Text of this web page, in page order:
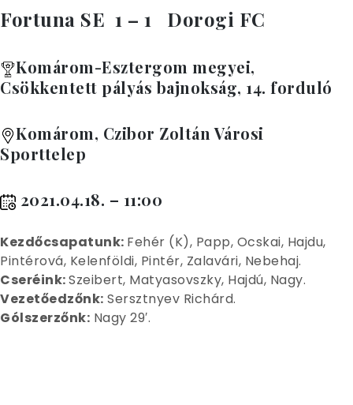
Fortuna SE 1 – 1 Dorogi FC
Komárom-Esztergom megyei,
Csökkentett pályás bajnokság, 14. forduló
Komárom, Czibor Zoltán Városi
Sporttelep
2021.04.18. – 11:00
Kezdőcsapatunk: Fehér (K), Papp, Ocskai, Hajdu,
Pintérová, Kelenföldi, Pintér, Zalavári, Nebehaj.
Cseréink:Szeibert, Matyasovszky, Hajdú, Nagy.
Vezetőedzőnk: Sersztnyev Richárd.
Gólszerzőnk: Nagy 29′.